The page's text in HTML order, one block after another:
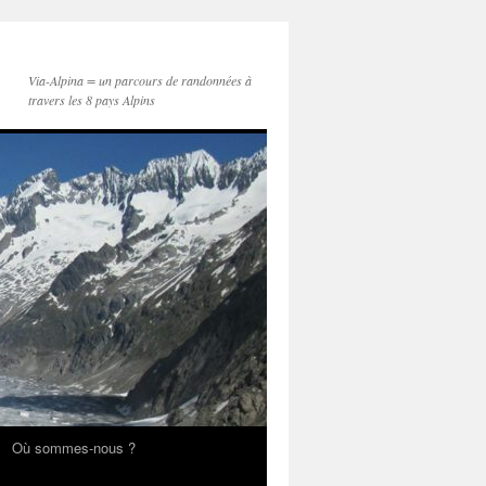
Via-Alpina = un parcours de randonnées à
travers les 8 pays Alpins
Où sommes-nous ?